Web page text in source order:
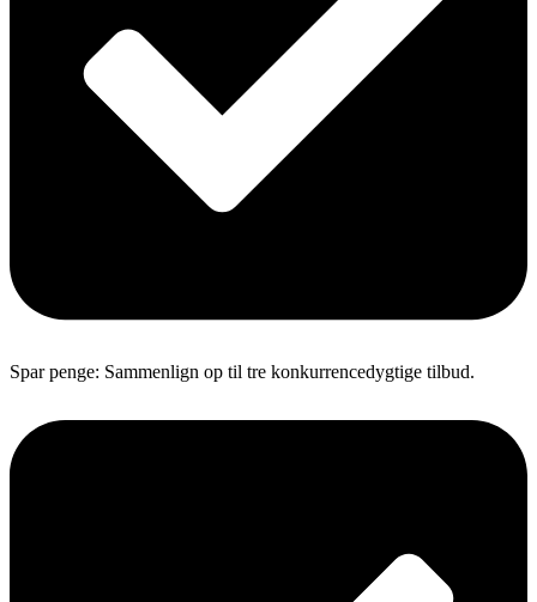
Spar penge: Sammenlign op til tre konkurrencedygtige tilbud.